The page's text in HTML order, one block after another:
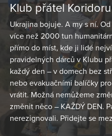
Klub přátel
Ukrajina bojuje. A my s ní.
více než 2000 tun
přímo do míst, kde ji lidé
pravidelných dárců v Klubu
každý den – v domech bez
nebo evakuačními balíčky
vrátit. Možná nemůžeme
změnit něco – KAŽDÝ DEN.
nerezignovali. Přidejte se